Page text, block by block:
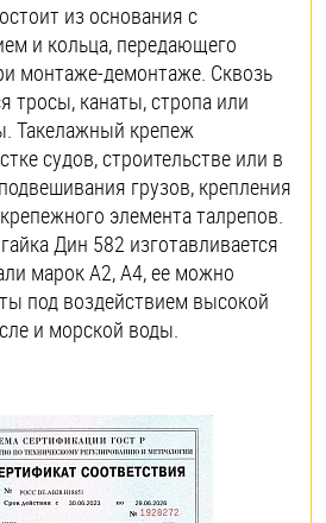
из основания с
и кольца, передающего
монтаже-демонтаже. Сквозь
тросы, канаты, стропа или
Такелажный крепеж
судов, строительстве или в
грузов, крепления
элемента талрепов.
Дин 582 изготавливается
марок А2, А4, ее можно
под воздействием высокой
и морской воды.